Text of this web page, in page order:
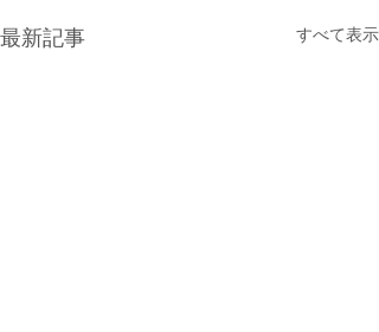
最新記事 すべて表示